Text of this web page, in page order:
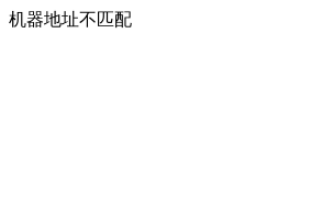
机器地址不匹配